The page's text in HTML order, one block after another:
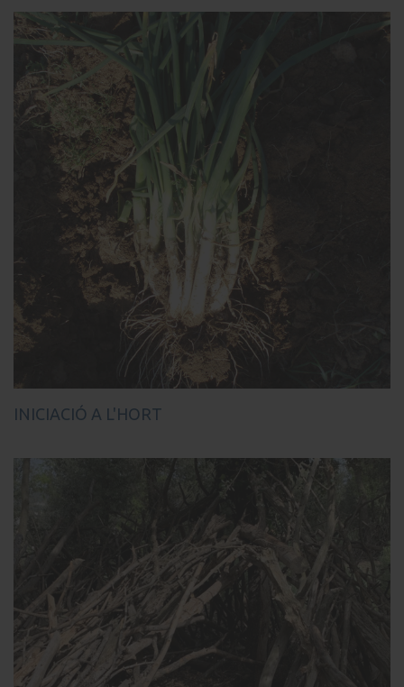
INICIACIÓ A L'HORT